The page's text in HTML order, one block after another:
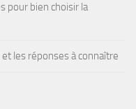
pour bien choisir la
les réponses à connaître